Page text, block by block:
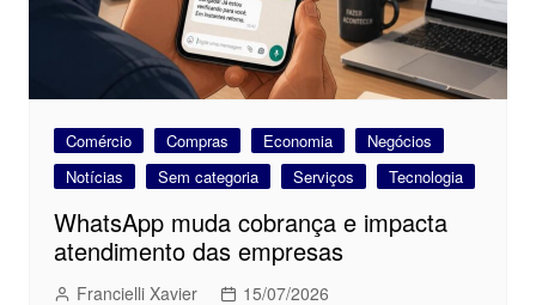
Comércio Compras Economia
Negócios
Notícias
Sem categoria Serviços Tecnologia
WhatsApp muda cobrança e impacta
atendimento das empresas
Francielli Xavier 15/07/2026